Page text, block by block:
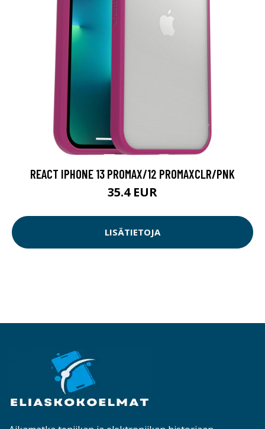
REACT IPHONE 13 PROMAX/12 PROMAXCLR/PNK
35.4 EUR
LISÄTIETOJA